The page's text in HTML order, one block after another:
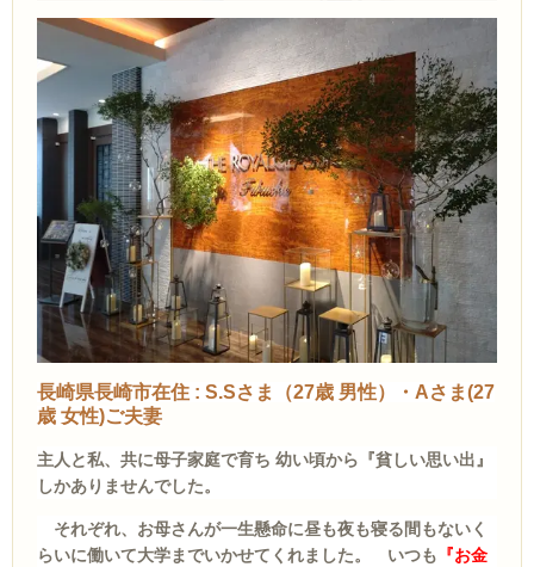
長崎県長崎市在住 : S.Sさま（27歳 男性）・Aさま(27
歳 女性)ご夫妻
主人と私、共に母子家庭で育ち 幼い頃から『貧しい思い出』
しかありませんでした。
それぞれ、お母さんが一生懸命に昼も夜も寝る間もないく
らいに働いて大学までいかせてくれました。 いつも 『お金